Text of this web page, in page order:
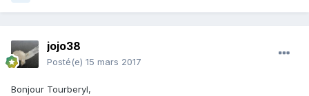
jojo38
Posté(e) 15 mars 2017
Bonjour Tourberyl,